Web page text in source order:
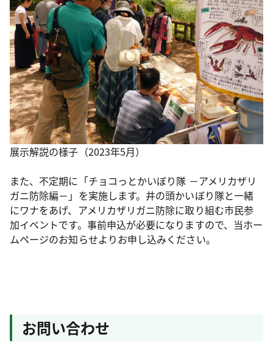
展示解説の様子（2023年5月）
また、不定期に「チョコっとかいぼり隊 －アメリカザリ
ガニ防除編－」を実施します。井の頭かいぼり隊と一緒
にワナをあげ、アメリカザリガニ防除に取り組む市民参
加イベントです。事前申込が必要になりますので、当ホー
ムページのお知らせよりお申し込みください。
お問い合わせ